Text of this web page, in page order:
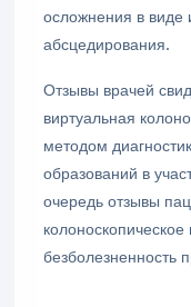
осложнения в виде
абсцедирования.
Отзывы врачей
виртуальная
методом
образований в
очередь отзывы
безболезненность